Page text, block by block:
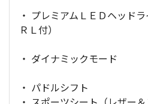
・ プレミアムＬＥＤヘッド
ＲＬ付）
・ ダイナミックモード
・ パドルシフト